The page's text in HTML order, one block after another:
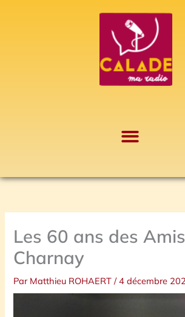
Les 60 ans des
Charnay
Par Matthieu ROHAERT/4 décembre